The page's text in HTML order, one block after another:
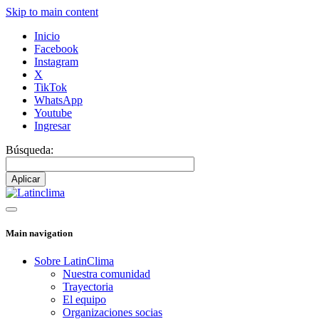
Skip to main content
Inicio
Facebook
Instagram
X
TikTok
WhatsApp
Youtube
Ingresar
Búsqueda:
Main navigation
Sobre LatinClima
Nuestra comunidad
Trayectoria
El equipo
Organizaciones socias